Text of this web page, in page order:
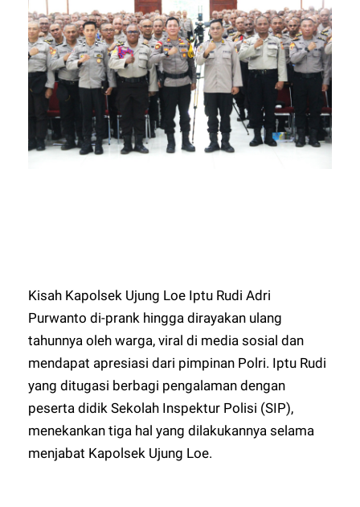
Kisah Kapolsek Ujung Loe Iptu Rudi Adri
Purwanto di-prank hingga dirayakan ulang
tahunnya oleh warga, viral di media sosial dan
mendapat apresiasi dari pimpinan Polri. Iptu Rudi
yang ditugasi berbagi pengalaman dengan
peserta didik Sekolah Inspektur Polisi (SIP),
menekankan tiga hal yang dilakukannya selama
menjabat Kapolsek Ujung Loe.